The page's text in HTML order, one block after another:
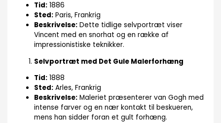
Tid: 1886
Sted: Paris, Frankrig
Beskrivelse: Dette tidlige selvportræt viser
Vincent med en snorhat og en række af
impressionistiske teknikker.
Selvportræt med Det Gule Malerforhæng
Tid: 1888
Sted: Arles, Frankrig
Beskrivelse: Maleriet præsenterer van Gogh med
intense farver og en nær kontakt til beskueren,
mens han sidder foran et gult forhæng.